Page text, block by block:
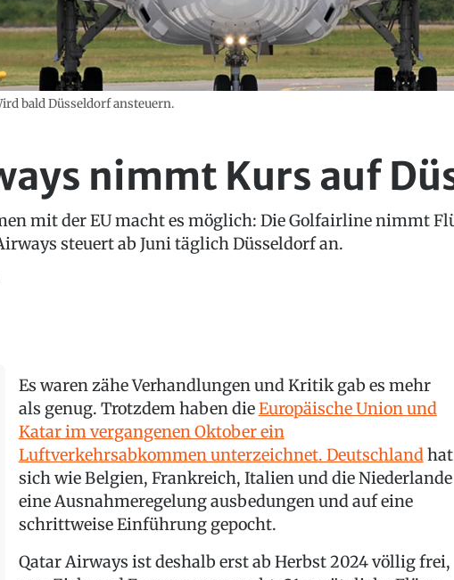
bald Düsseldorf ansteuern.
nimmt Kurs auf
mit der EU macht es möglich: Die Golfairline nimmt
steuert ab Juni täglich Düsseldorf an.
Es waren zähe Verhandlungen und Kritik gab es mehr
als genug. Trotzdem haben dieEuropäische Union und
Katar im vergangenen Oktober ein
Luftverkehrsabkommen unterzeichnet. Deutschlandhat
sich wie Belgien, Frankreich, Italien und die Niederlande
eine Ausnahmeregelung ausbedungen und auf eine
schrittweise Einführung gepocht.
Qatar Airways ist deshalb erst ab Herbst 2024 völlig frei,